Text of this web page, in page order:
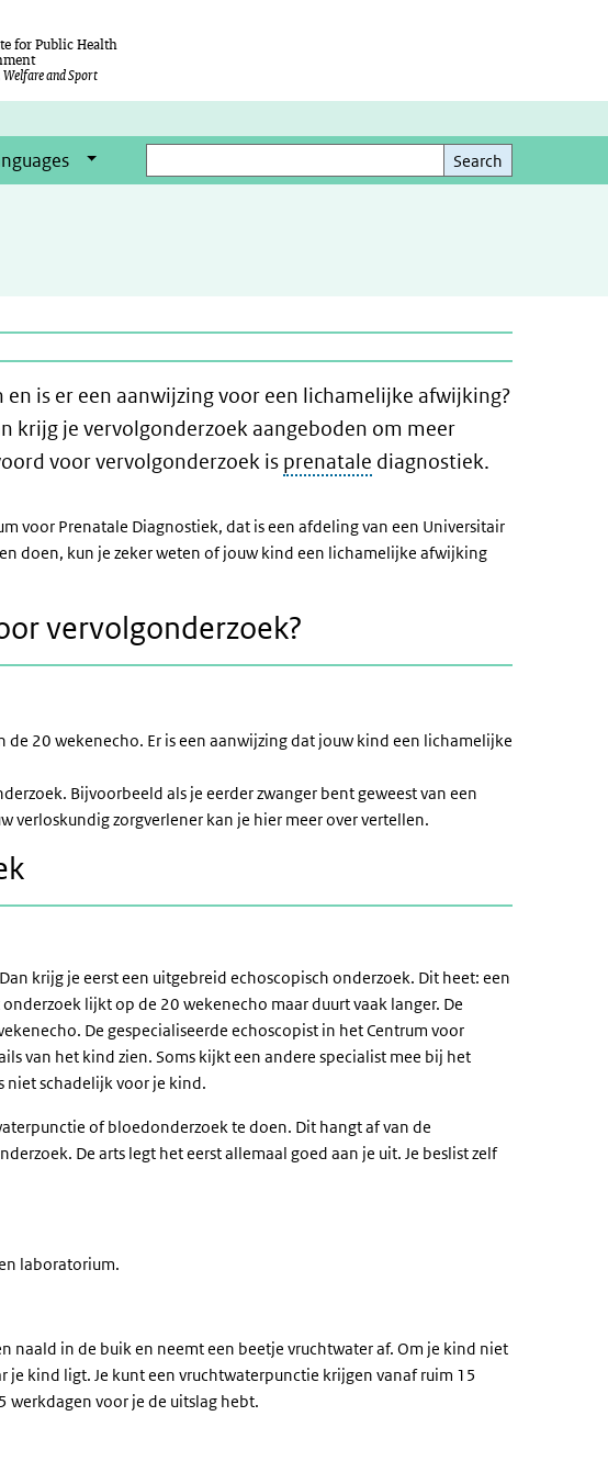
for Public Health
and Sport
Search
Search
is er een aanwijzing voor een lichamelijke afwijking?
krijg je vervolgonderzoek aangeboden om meer
voor vervolgonderzoek is prenatale diagnostiek.
voor Prenatale Diagnostiek, dat is een afdeling van een Universitair
doen, kun je zeker weten of jouw kind een lichamelijke afwijking
vervolgonderzoek?
de 20 wekenecho. Er is een aanwijzing dat jouw kind een lichamelijke
Bijvoorbeeld als je eerder zwanger bent geweest van een
verloskundig zorgverlener kan je hier meer over vertellen.
krijg je eerst een uitgebreid echoscopisch onderzoek. Dit heet: een
lijkt op de 20 wekenecho maar duurt vaak langer. De
De gespecialiseerde echoscopist in het Centrum voor
van het kind zien. Soms kijkt een andere specialist mee bij het
niet schadelijk voor je kind.
of bloedonderzoek te doen. Dit hangt af van de
De arts legt het eerst allemaal goed aan je uit. Je beslist zelf
laboratorium.
naald in de buik en neemt een beetje vruchtwater af. Om je kind niet
je kind ligt. Je kunt een vruchtwaterpunctie krijgen vanaf ruim 15
werkdagen voor je de uitslag hebt.